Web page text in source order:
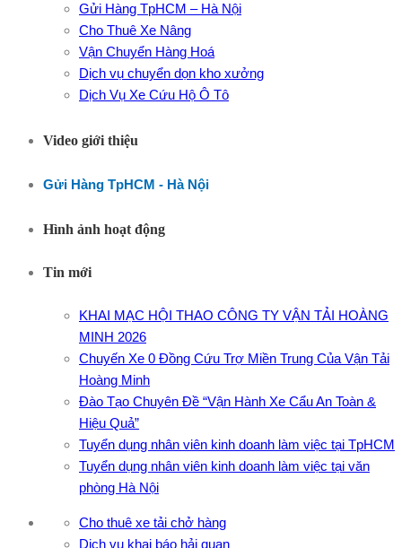
Gửi Hàng TpHCM – Hà Nội
Cho Thuê Xe Nâng
Vận Chuyển Hàng Hoá
Dịch vụ chuyển dọn kho xưởng
Dịch Vụ Xe Cứu Hộ Ô Tô
Video giới thiệu
Gửi Hàng TpHCM - Hà Nội
Hình ảnh hoạt động
Tin mới
KHAI MẠC HỘI THAO CÔNG TY VẬN TẢI HOÀNG
MINH 2026
Chuyến Xe 0 Đồng Cứu Trợ Miền Trung Của Vận Tải
Hoàng Minh
Đào Tạo Chuyên Đề “Vận Hành Xe Cẩu An Toàn &
Hiệu Quả”
Tuyển dụng nhân viên kinh doanh làm việc tại TpHCM
Tuyển dụng nhân viên kinh doanh làm việc tại văn
phòng Hà Nội
Cho thuê xe tải chở hàng
Dịch vụ khai báo hải quan